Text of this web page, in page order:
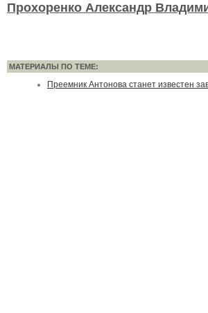
Прохоренко Александр
МАТЕРИАЛЫ ПО ТЕМЕ:
Преемник Антонова станет известен